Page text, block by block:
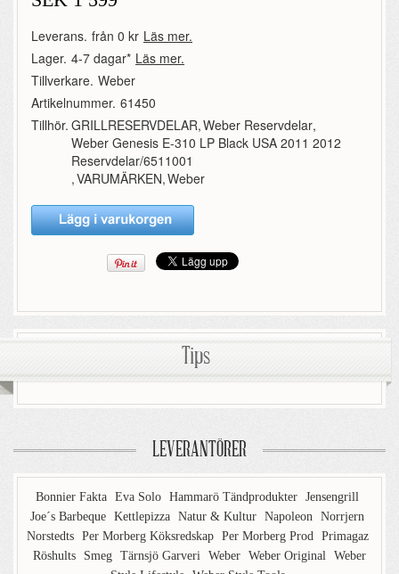
Leverans. från 0 kr Läs mer.
Lager. 4-7 dagar* Läs mer.
Tillverkare. Weber
Artikelnummer. 61450
Tillhör. GRILLRESERVDELAR,Weber Reservdelar,
Weber Genesis E-310 LP Black USA 2011 2012
Reservdelar/6511001
,VARUMÄRKEN,Weber
Tips
LEVERANTÖRER
Bonnier Fakta Eva Solo Hammarö Tändprodukter Jensengrill
Joe´s Barbeque Kettlepizza Natur & Kultur Napoleon Norrjern
Norstedts Per Morberg Köksredskap Per Morberg Prod Primagaz
Röshults
Smeg Tärnsjö Garveri Weber Weber Original Weber